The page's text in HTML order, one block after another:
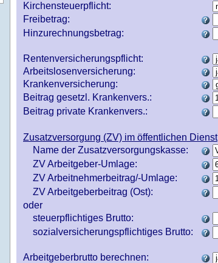
Kirchensteuerpflicht:
Freibetrag:
Hinzurechnungsbetrag:
Rentenversicherungspflicht:
Arbeitslosenversicherung:
Krankenversicherung:
Beitrag gesetzl. Krankenvers.:
Beitrag private Krankenvers.:
Zusatzversorgung (ZV) im öffentlichen Dienst
Name der Zusatzversorgungskasse:
ZV Arbeitgeber-Umlage:
ZV Arbeitnehmerbeitrag/-Umlage:
ZV Arbeitgeberbeitrag (Ost):
oder
steuerpflichtiges Brutto:
sozialversicherungspflichtiges Brutto:
Arbeitgeberbrutto berechnen: